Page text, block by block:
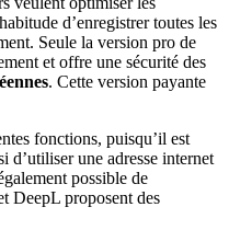
d’enregistrer toutes les
Seule la version pro de
et offre une sécurité des
. Cette version payante
fonctions, puisqu’il est
d’utiliser une adresse internet
possible de
DeepL proposent des